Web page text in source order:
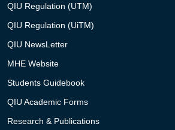
QIU Regulation (UTM)
QIU Regulation (UiTM)
QIU NewsLetter
MHE Website
Students Guidebook
QIU Academic Forms
Research & Publications